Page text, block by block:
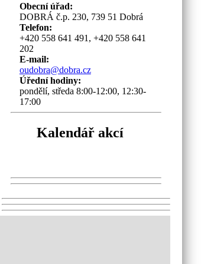
Obecní úřad:
DOBRÁ č.p. 230, 739 51 Dobrá
Telefon:
+420 558 641 491, +420 558 641
202
E-mail:
oudobra@dobra.cz
Úřední hodiny:
pondělí, středa 8:00-12:00, 12:30-
17:00
Kalendář akcí